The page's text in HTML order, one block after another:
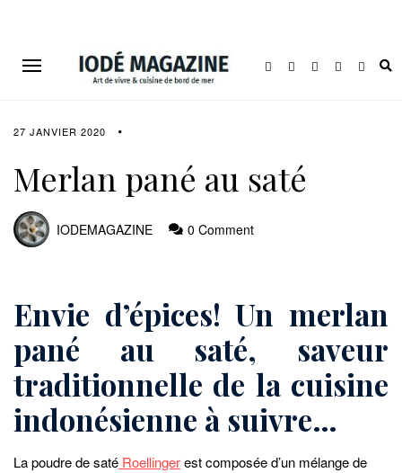
27 JANVIER 2020
Merlan pané au saté
IODEMAGAZINE 0 Comment
Envie d’épices! Un merlan
pané au saté, saveur
traditionnelle de la cuisine
indonésienne à suivre…
La poudre de saté Roellingerest composée d’un mélange de